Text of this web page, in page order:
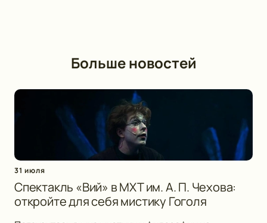
Больше новостей
31 июля
Спектакль «Вий» в МХТ им. А. П. Чехова:
откройте для себя мистику Гоголя